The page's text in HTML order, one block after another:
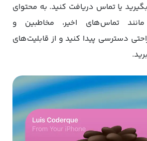
یا تماس دریافت کنید. به محتوای
تماس‌های اخیر، مخاطبین و
دسترسی پیدا کنید و از قابلیت‌های